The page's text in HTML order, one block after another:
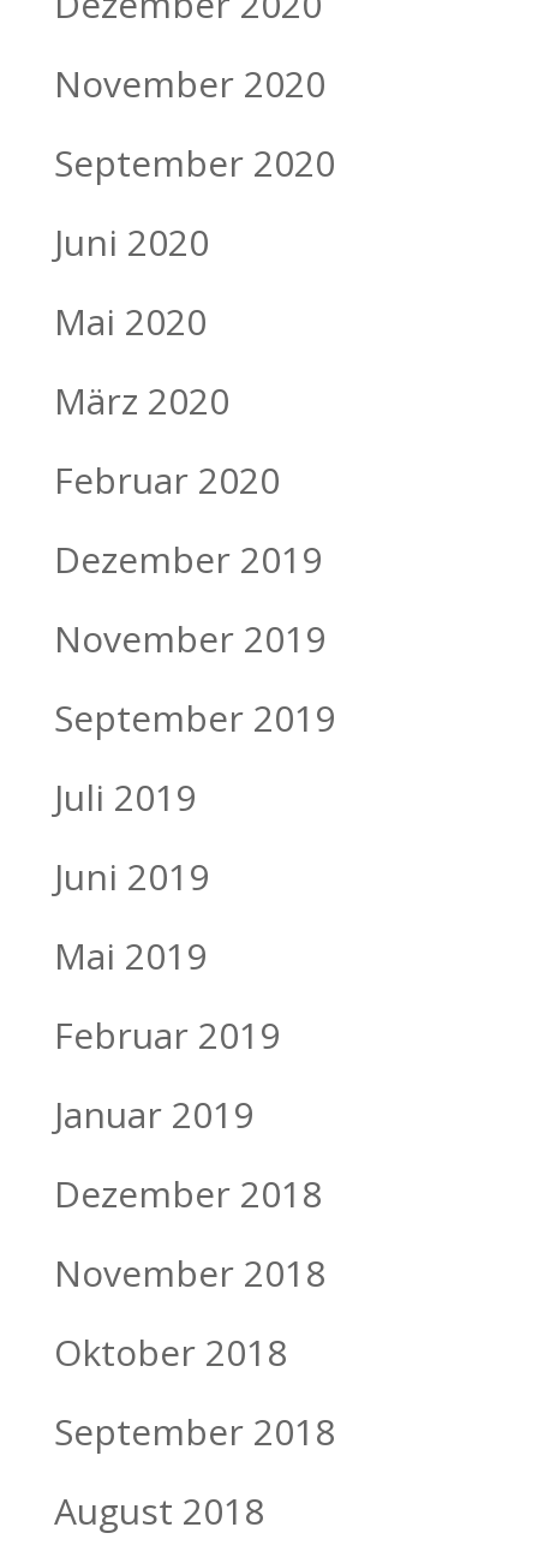
November 2020
September 2020
Juni 2020
Mai 2020
März 2020
Februar 2020
Dezember 2019
November 2019
September 2019
Juli 2019
Juni 2019
Mai 2019
Februar 2019
Januar 2019
Dezember 2018
November 2018
Oktober 2018
September 2018
August 2018